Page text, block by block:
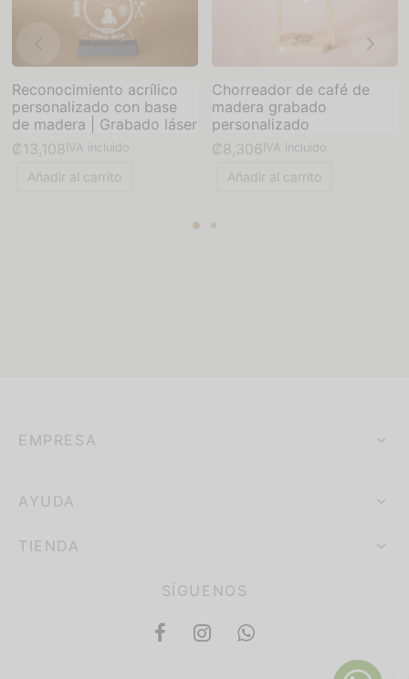
Reconocimiento acrílico
personalizado con base
de madera | Grabado láser
₡13,108 IVA incluido
Añadir al carrito
Chorreador de café de
madera grabado
personalizado
₡8,306 IVA incluido
Añadir al carrito
EMPRESA
AYUDA
TIENDA
SÍGUENOS